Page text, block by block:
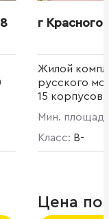
г
Жилой
русского
15
собой 4-6-
Развита
ресторан,
бассейн,
Мин.
Класс: B-
Цена по